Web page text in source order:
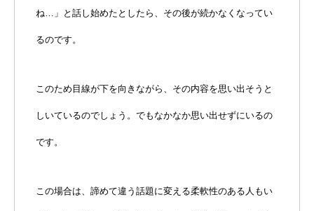
ね…」と話し始めたとしたら、その後が続かなくなってい
るのです。
このため目線が下を向きながら、その内容を思い出そうと
しいているのでしょう。でもなかなか思い出せずにいるの
です。
この場合は、諦めて違う話題に変える柔軟性のある人もい